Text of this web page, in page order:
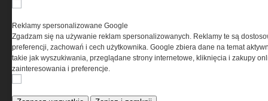
rozpowszechnianie artykułów zabronione. Korzystanie z serwisu i
Reklamy spersonalizowane Google
Zgadzam się na używanie reklam spersonalizowanych. Reklamy te są
preferencji, zachowań i cech użytkownika. Google zbiera dane na temat
takie jak wyszukiwania, przeglądane strony internetowe, kliknięcia i zakupy
zainteresowania i preferencje.